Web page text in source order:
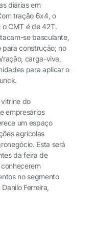
diárias em
tração 6x4, o
o CMT é de 42T.
se basculante,
construção; no
ração, carga-viva,
para aplicar o
do
empresários
um espaço
agrícolas
Esta será
da feira de
no segmento
Ferreira,